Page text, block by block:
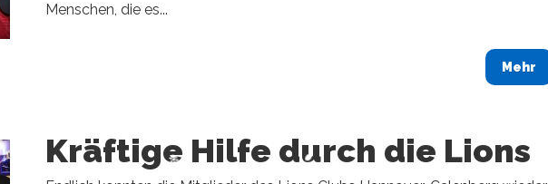
Menschen, die es...
Mehr
Kräftige Hilfe durch die Lions